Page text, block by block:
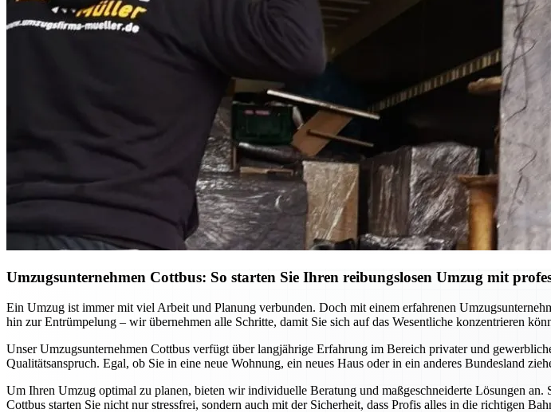
Umzugsunternehmen Cottbus: So starten Sie Ihren reibungslosen Umzug mit
Ein Umzug ist immer mit viel Arbeit und Planung verbunden. Doch mit einem erfahrenen
hin zur Entrümpelung – wir übernehmen alle Schritte, damit Sie sich auf das Wesentliche konzentrieren
Unser Umzugsunternehmen Cottbus verfügt über langjährige Erfahrung im Bereich privater und
Qualitätsanspruch. Egal, ob Sie in eine neue Wohnung, ein neues Haus oder in ein anderes Bundesland
Um Ihren Umzug optimal zu planen, bieten wir individuelle Beratung und maßgeschneiderte Lösungen
Cottbus starten Sie nicht nur stressfrei, sondern auch mit der Sicherheit, dass Profis alles in die richtigen